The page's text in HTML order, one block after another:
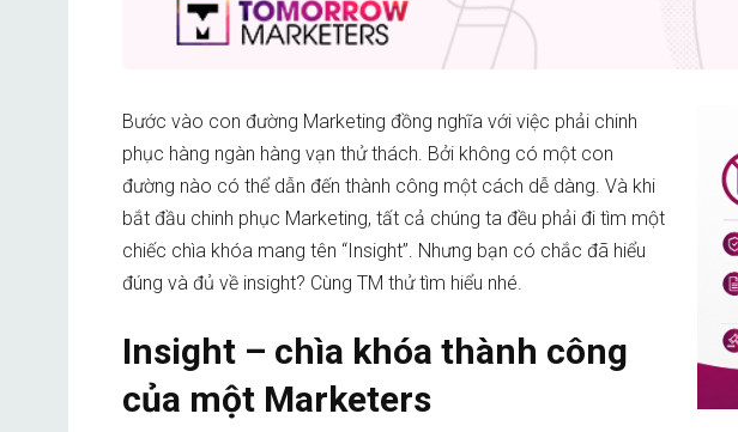
Bước vào con đường Marketing đồng nghĩa với việc phải chinh
phục hàng ngàn hàng vạn thử thách. Bởi không có một con
đường nào có thể dẫn đến thành công một cách dễ dàng. Và khi
bắt đầu chinh phục Marketing, tất cả chúng ta đều phải đi tìm một
chiếc chìa khóa mang tên “Insight”. Nhưng bạn có chắc đã hiểu
đúng và đủ về insight? Cùng TM thử tìm hiểu nhé.
Insight – chìa khóa thành công
của một Marketers